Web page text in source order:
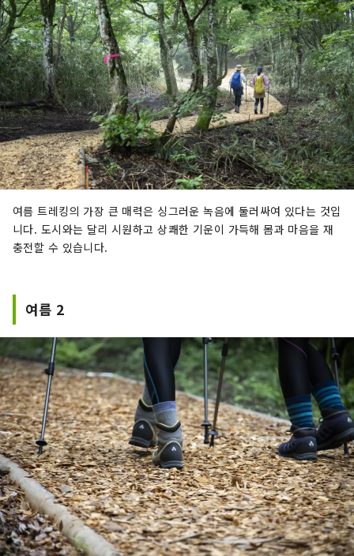
여름 트레킹의 가장 큰 매력은 싱그러운 녹음에 둘러싸여 있다는 것입
니다. 도시와는 달리 시원하고 상쾌한 기운이 가득해 몸과 마음을 재
충전할 수 있습니다.
여름 2